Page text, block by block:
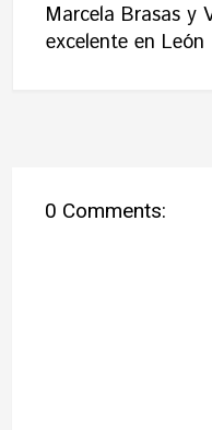
Marcela Brasas y
excelente en León
0 Comments: